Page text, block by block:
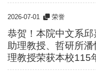
2026-07-01 荣誉
恭贺！本院中文系
助理教授、哲研所
理教授荣获本校115